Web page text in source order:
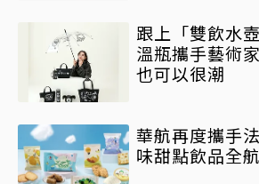
跟上「雙飲水
溫瓶攜手藝術
也可以很潮
華航再度攜手
味甜點飲品全